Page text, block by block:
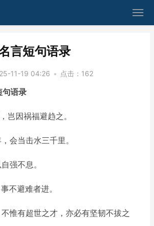
言短句语录
11-19 04:26 • 点击： 162
句语录
岂因祸福避趋之。
会当击水三千里。
强不息。
不避难者进。
惟有超世之才，亦必有坚韧不拔之